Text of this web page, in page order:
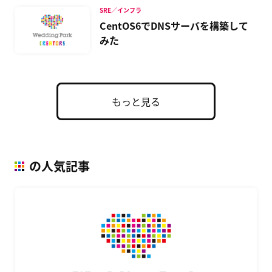
CentOS6でDNSサーバを構築して
みた
SRE／インフラ
もっと見る
の人気記事